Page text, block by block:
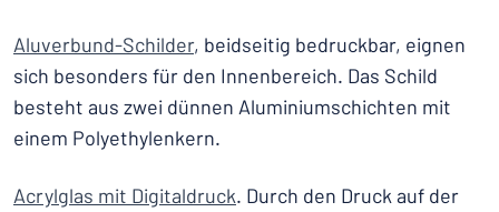
Aluverbund-Schilder, beidseitig bedruckbar, eignen
sich besonders für den Innenbereich. Das Schild
besteht aus zwei dünnen Aluminiumschichten mit
einem Polyethylenkern.
Acrylglas mit Digitaldruck. Durch den Druck auf der